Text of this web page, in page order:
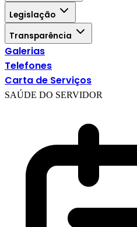
Legislação
Transparência
Galerias
Telefones
Carta de Serviços
SAÚDE DO SERVIDOR